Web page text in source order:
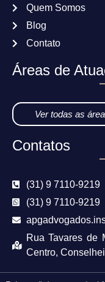
Quem Somos
Blog
Contato
Áreas de
Ver todas as
Contatos
(31) 9 7110-9219
(31) 9 7110-9219
Rua Tavares de
Centro,